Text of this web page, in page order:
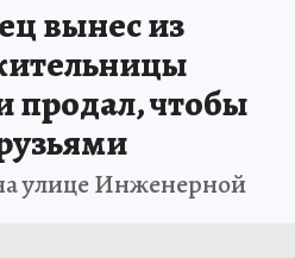
вынес из
продал, чтобы
улице Инженерной